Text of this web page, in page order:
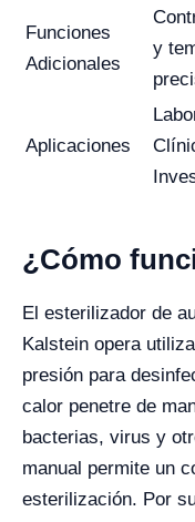
Funciones
Adicionales
y
Aplicaciones
¿Cómo
El esterilizador de
Kalstein opera
presión para
calor penetre de
bacterias, virus y
manual permite un
esterilización. Por